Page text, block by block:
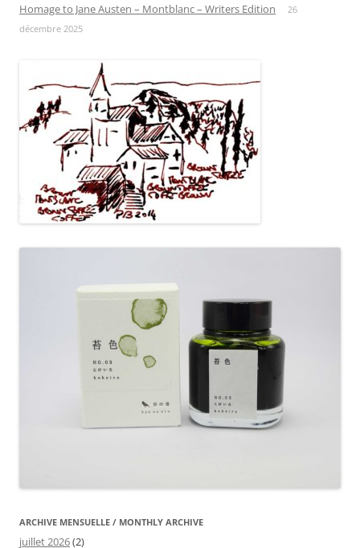
Homage to Jane Austen – Montblanc – Writers Edition
26
décembre 2025
ARCHIVE MENSUELLE / MONTHLY ARCHIVE
juillet 2026(2)